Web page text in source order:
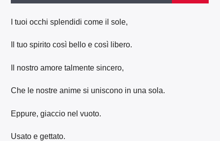
I tuoi occhi splendidi come il sole,
Il tuo spirito così bello e così libero.
Il nostro amore talmente sincero,
Che le nostre anime si uniscono in una sola.
Eppure, giaccio nel vuoto.
Usato e gettato.